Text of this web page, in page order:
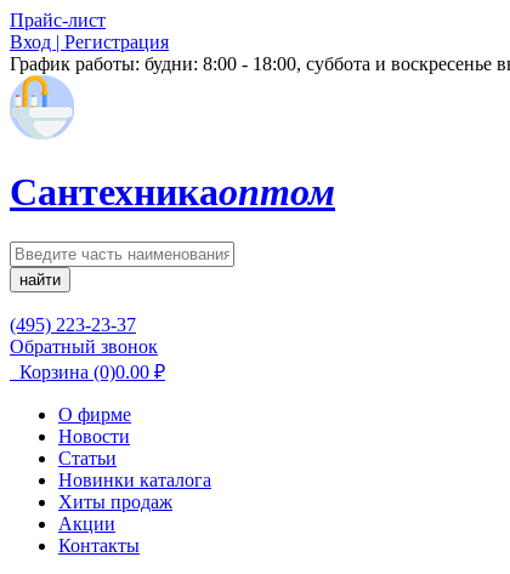
Прайс-лист
Вход | Регистрация
График работы: будни: 8:00 - 18:00, суббота и воскресенье
Сантехникаоптом
найти
(495) 223-23-37
Обратный звонок
Корзина (0)0.00 ₽
О фирме
Новости
Статьи
Новинки каталога
Хиты продаж
Акции
Контакты